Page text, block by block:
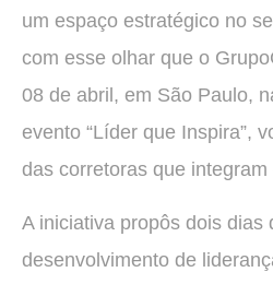
um espaço estratégico no
com esse olhar que o
08 de abril, em São Paulo,
evento “Líder que Inspira”,
das corretoras que integram
A iniciativa propôs dois dias
desenvolvimento de